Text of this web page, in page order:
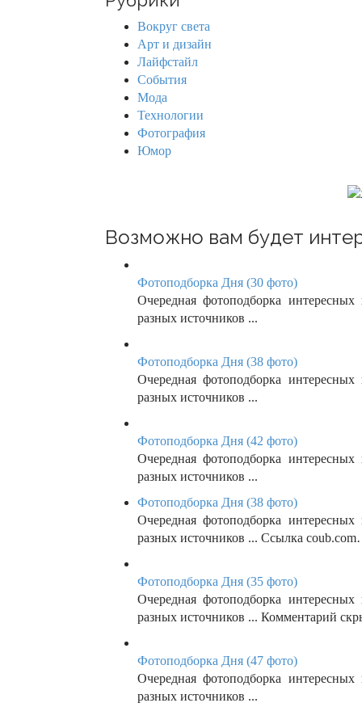
a
o
c
Вокруг света
Арт и дизайн
Лайфстайл
События
Мода
Технологии
Фотография
Юмор
Возможно вам будет
Фотоподборка Дня (30 фото)
Очередная фотоподборка
разных источников ...
Фотоподборка Дня (38 фото)
Очередная фотоподборка
разных источников ...
Фотоподборка Дня (42 фото)
Очередная фотоподборка
разных источников ...
Фотоподборка Дня (38 фото)
Очередная фотоподборка
разных источников ... Ссылка
Фотоподборка Дня (35 фото)
Очередная фотоподборка
разных источников ... Комментарий
Фотоподборка Дня (47 фото)
Очередная фотоподборка
разных источников ...